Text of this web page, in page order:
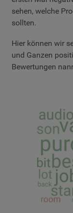
sehen, welche
sollten.
Hier können wir
und Ganzen
Bewertungen